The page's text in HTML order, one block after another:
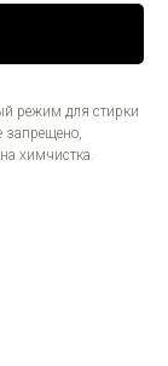
режим для стирки
запрещено,
химчистка.